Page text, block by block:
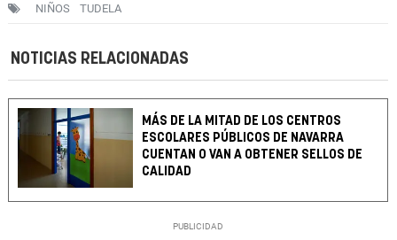
NIÑOS TUDELA
NOTICIAS RELACIONADAS
MÁS DE LA MITAD DE LOS CENTROS
ESCOLARES PÚBLICOS DE NAVARRA
CUENTAN O VAN A OBTENER SELLOS DE
CALIDAD